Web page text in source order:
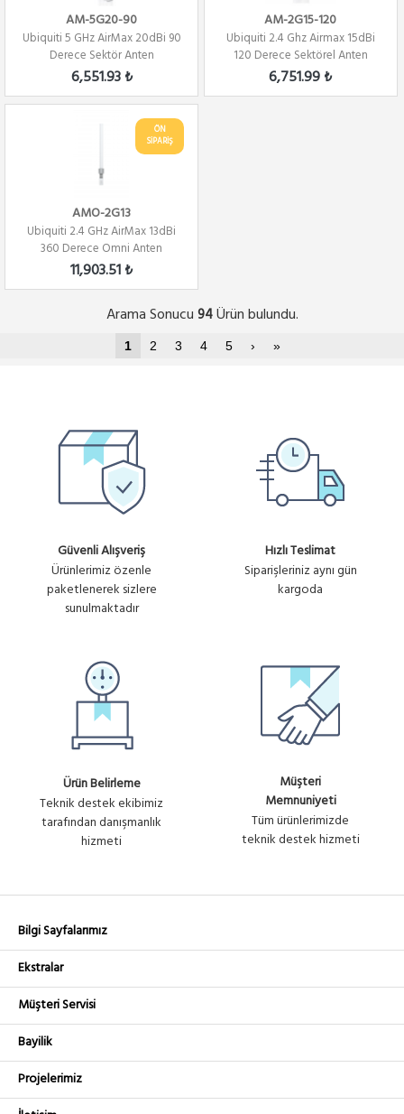
AM-5G20-90
Ubiquiti 5 GHz AirMax 20dBi 90
Derece Sektör Anten
6,551.93 ₺
AM-2G15-120
Ubiquiti 2.4 Ghz Airmax 15dBi
120 Derece Sektörel Anten
6,751.99 ₺
ÖN
SİPARİŞ
AMO-2G13
Ubiquiti 2.4 GHz AirMax 13dBi
360 Derece Omni Anten
11,903.51 ₺
Arama Sonucu 94Ürün bulundu.
1 2 3 4 5 › »
Güvenli Alışveriş
Ürünlerimiz özenle
paketlenerek sizlere
sunulmaktadır
Hızlı Teslimat
Siparişleriniz aynı gün
kargoda
Ürün Belirleme
Teknik destek ekibimiz
tarafından danışmanlık
hizmeti
Müşteri
Memnuniyeti
Tüm ürünlerimizde
teknik destek hizmeti
Bilgi Sayfalarımız
Ekstralar
Müşteri Servisi
Bayilik
Projelerimiz